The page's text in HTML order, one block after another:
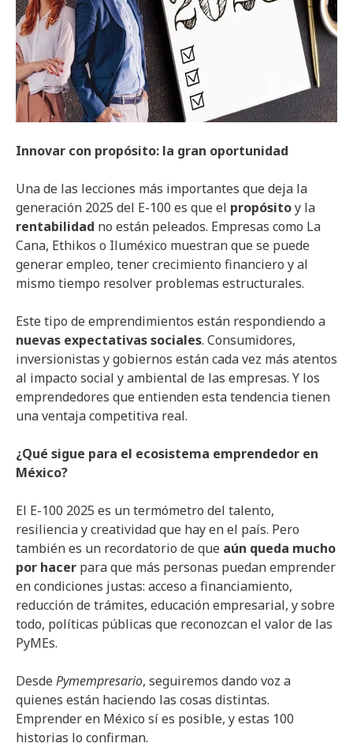
Innovar con propósito: la gran oportunidad
Una de las lecciones más importantes que deja la
generación 2025 del E-100 es que el propósitoy la
rentabilidad no están peleados. Empresas como La
Cana, Ethikos o Iluméxico muestran que se puede
generar empleo, tener crecimiento financiero y al
mismo tiempo resolver problemas estructurales.
Este tipo de emprendimientos están respondiendo a
nuevas expectativas sociales. Consumidores,
inversionistas y gobiernos están cada vez más atentos
al impacto social y ambiental de las empresas. Y los
emprendedores que entienden esta tendencia tienen
una ventaja competitiva real.
¿Qué sigue para el ecosistema emprendedor en
México?
El E-100 2025 es un termómetro del talento,
resiliencia y creatividad que hay en el país. Pero
también es un recordatorio de que aún queda mucho
por hacer para que más personas puedan emprender
en condiciones justas: acceso a financiamiento,
reducción de trámites, educación empresarial, y sobre
todo, políticas públicas que reconozcan el valor de las
PyMEs.
DesdePymempresario, seguiremos dando voz a
quienes están haciendo las cosas distintas.
Emprender en México sí es posible, y estas 100
historias lo confirman.